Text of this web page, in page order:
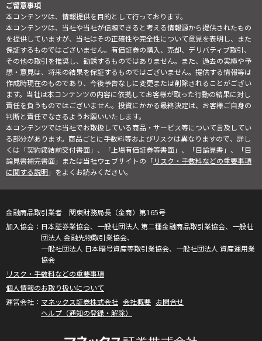
ご留意事項
本コンテンツは、情報提供を目的として行っております。
本コンテンツは、当社や当社が信頼できると考える情報源から提供されたもの
を提供していますが、当社はその正確性や完全性について意見を表明し、また
保証するものではございません。有価証券の購入、売却、デリバティブ取引、
その他の取引を推奨し、勧誘するものではありません。また、過去の実績や予
想・意見は、将来の結果を保証するものではございません。提供する情報等は
作成時現在のものであり、今後予告なしに変更または削除されることがござい
ます。当社は本コンテンツの内容に依拠してお客様が取った行動の結果に対し
責任を負うものではございません。投資にかかる最終決定は、お客様ご自身の
判断と責任でなさるようお願いいたします。
本コンテンツでは当社でお取扱している商品・サービス等について言及してい
る部分があります。商品ごとに手数料等およびリスクは異なりますので、詳し
くは「契約締結前交付書面」、「上場有価証券等書面」、「目論見書」、「目
論見書補完書面」または当社ウェブサイトの「リスク・手数料などの重要事項
に関する説明」をよくお読みください。
金融商品取引業者 関東財務局長（金商）第165号
日本証券業協会、一般社団法人 第二種金融商品取引業協会、一般社
団法人 金融先物取引業協会、
一般社団法人 日本暗号資産等取引業協会、一般社団法人 資産運用業
協会
リスク・手数料などの重要事項
個人情報のお取り扱いについて
マネックス証券株式会社 会社概要 お問合せ
ヘルプ（通知の登録・解除）